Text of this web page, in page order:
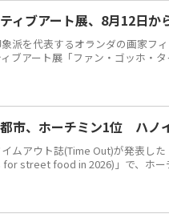
ィブアート展、8月12日か
派を代表するオランダの画家フ
ブアート展「ファン・ゴッホ・
市、ホーチミン1位 ハノ
ムアウト誌(Time Out)が発表し
street food in 2026)」で、ホー